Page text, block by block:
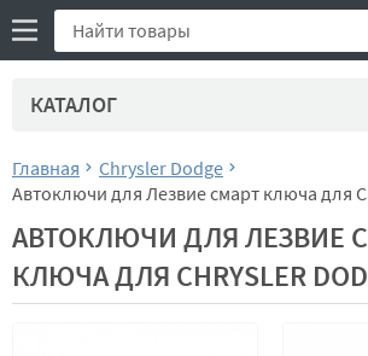
КАТАЛОГ
Главная
Chrysler Dodge
Автоключи для Лезвие смарт ключа для
АВТОКЛЮЧИ ДЛЯ ЛЕЗВИЕ
КЛЮЧА ДЛЯ CHRYSLER